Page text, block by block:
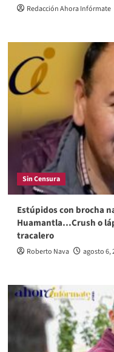
Redacción Ahora Infórmate
Sin Censura
Estúpidos con brocha
Huamantla…Crush o
tracalero
Roberto Nava agosto 6,